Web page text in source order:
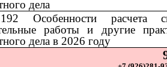
дела
​​Особенности расчета
работы и другие
дела в 2026 году